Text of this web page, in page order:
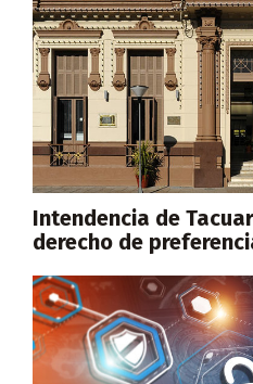
Intendencia de
derecho de